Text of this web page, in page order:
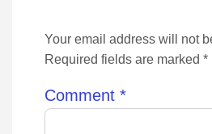
Your email address will not
Required fields are marked *
Comment *